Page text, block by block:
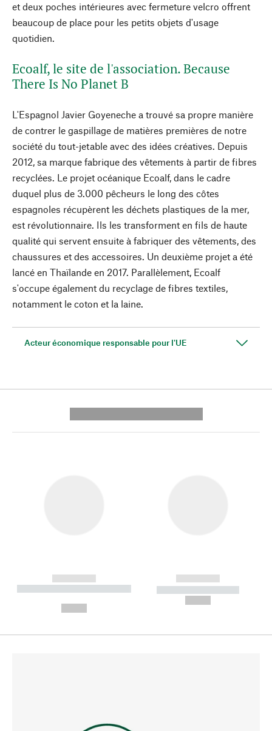
et deux poches intérieures avec fermeture velcro offrent
beaucoup de place pour les petits objets d'usage
quotidien.
Ecoalf, le site de l'association. Because
There Is No Planet B
L'Espagnol Javier Goyeneche a trouvé sa propre manière
de contrer le gaspillage de matières premières de notre
société du tout-jetable avec des idées créatives. Depuis
2012, sa marque fabrique des vêtements à partir de fibres
recyclées. Le projet océanique Ecoalf, dans le cadre
duquel plus de 3.000 pêcheurs le long des côtes
espagnoles récupèrent les déchets plastiques de la mer,
est révolutionnaire. Ils les transforment en fils de haute
qualité qui servent ensuite à fabriquer des vêtements, des
chaussures et des accessoires. Un deuxième projet a été
lancé en Thaïlande en 2017. Parallèlement, Ecoalf
s'occupe également du recyclage de fibres textiles,
notamment le coton et la laine.
Acteur économique responsable pour l'UE
------------
----------- ----------- --------
------------
----------- -----------